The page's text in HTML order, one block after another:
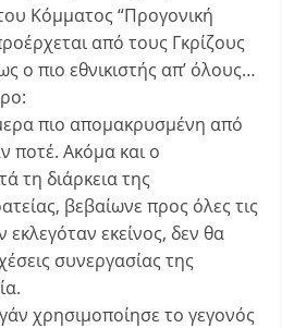
Κόμματος “Προγονική
από τους Γκρίζους
ο πιο εθνικιστής απ’ όλους…
πιο απομακρυσμένη από
ποτέ. Ακόμα και ο
τη διάρκεια της
βεβαίωνε προς όλες τις
εκλεγόταν εκείνος, δεν θα
συνεργασίας της
χρησιμοποίησε το γεγονός